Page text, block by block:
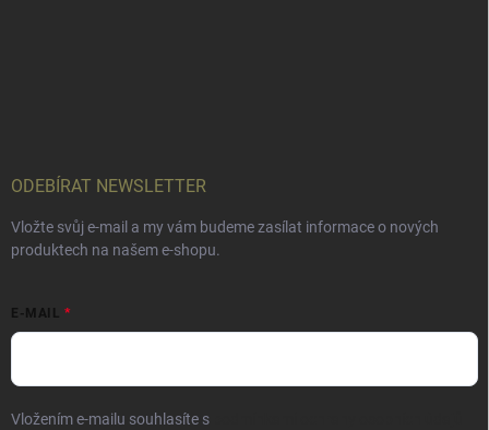
ODEBÍRAT NEWSLETTER
Vložte svůj e-mail a my vám budeme zasílat informace o nových
produktech na našem e-shopu.
E-MAIL
Vložením e-mailu souhlasíte s